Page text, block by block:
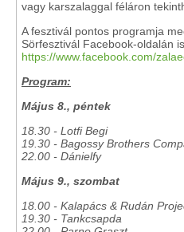
vagy karszalaggal féláron
A fesztivál pontos programja
Sörfesztivál Facebook-oldalán
https://www.facebook.com/
Program:
Május 8., péntek
18.30 - Lotfi Begi
19.30 - Bagossy Brothers
22.00 - Dánielfy
Május 9., szombat
18.00 - Kalapács & Rudán
19.30 - Tankcsapda